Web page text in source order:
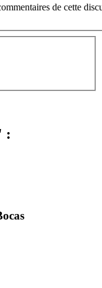
de cette
: